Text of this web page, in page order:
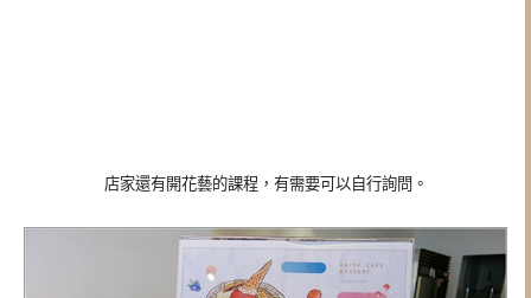
店家還有開花藝的課程，有需要可以自行詢問。